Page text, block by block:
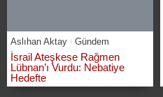
Aslıhan Aktay Gündem
İsrail Ateşkese Rağmen
Lübnan’ı Vurdu: Nebatiye
Hedefte